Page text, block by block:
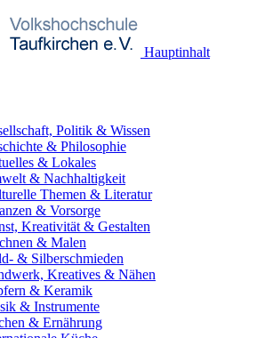
Hauptinhalt
Politik & Wissen
& Philosophie
& Lokales
& Nachhaltigkeit
Themen & Literatur
& Vorsorge
Kreativität & Gestalten
& Malen
& Silberschmieden
Kreatives & Nähen
& Keramik
& Instrumente
& Ernährung